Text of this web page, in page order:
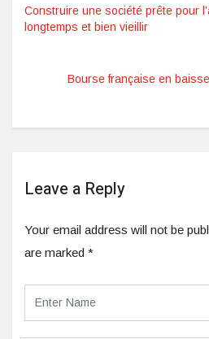
Construire une société prête pour
longtemps et bien vieillir
Bourse française en
Leave a Reply
Your email address will not be
are marked *